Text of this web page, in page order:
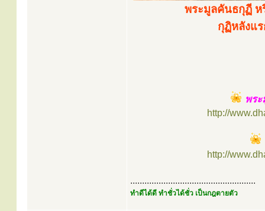
พระมูลคันธกุฏี ห
กุฏิหลังแ
พร
http://
http://
.....................................................
ทำดีได้ดี ทำชั่วได้ชั่ว เป็นกฎตายตัว